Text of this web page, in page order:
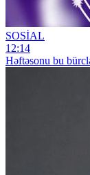
SOSİAL
12:14
Həftəsonu bu